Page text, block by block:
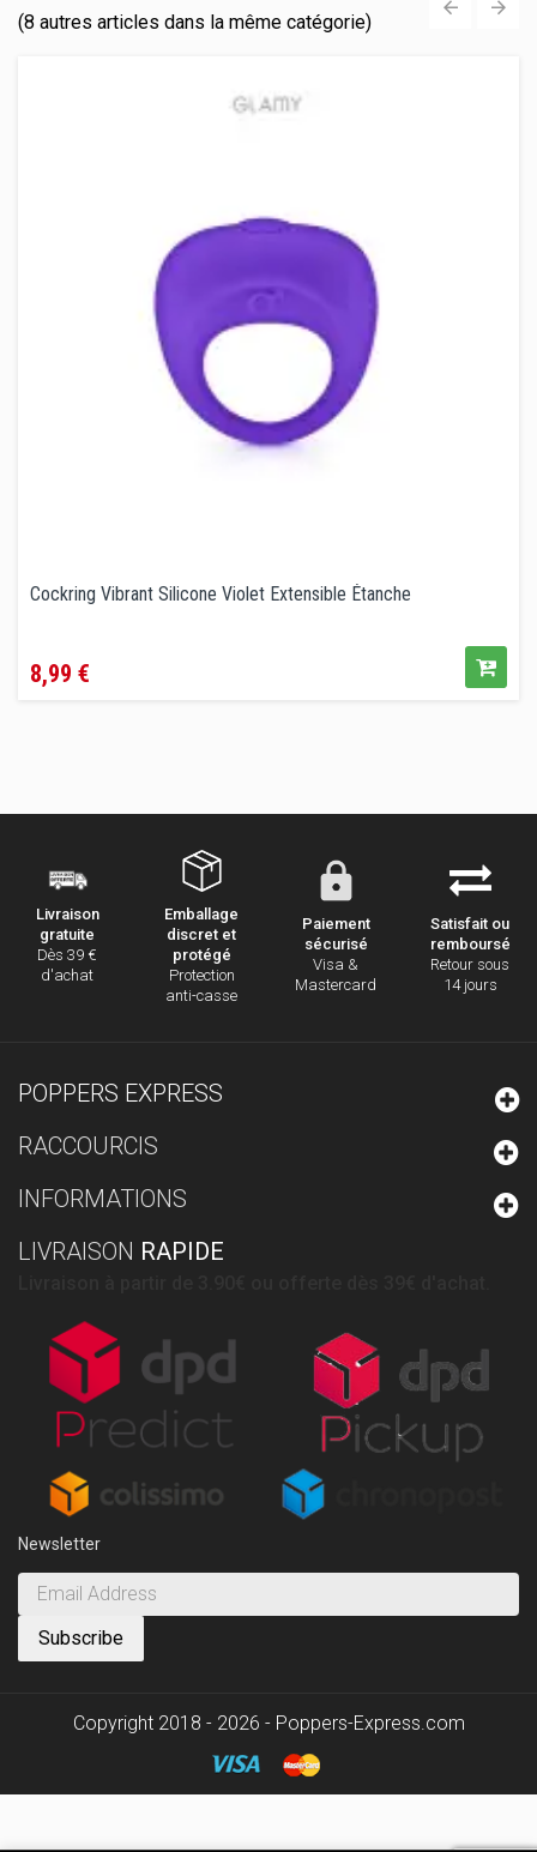
(8 autres articles dans la même catégorie)
Cockring Vibrant Silicone Violet Extensible Étanche
8,99 €
Livraison
gratuite
Dès 39 €
d'achat
Emballage
discret et
protégé
Protection
anti-casse
Paiement
sécurisé
Visa &
Mastercard
Satisfait ou
remboursé
Retour sous
14 jours
POPPERS EXPRESS
RACCOURCIS
INFORMATIONS
LIVRAISON RAPIDE
Newsletter
Copyright 2018 - 2026 - Poppers-Express.com